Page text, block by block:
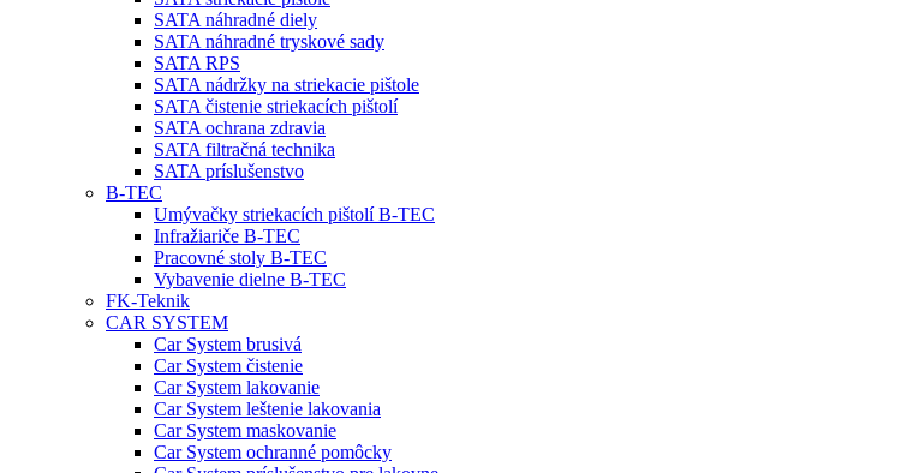
SATA náhradné diely
SATA náhradné tryskové sady
SATA RPS
SATA nádržky na striekacie pištole
SATA čistenie striekacích pištolí
SATA ochrana zdravia
SATA filtračná technika
SATA príslušenstvo
B-TEC
Umývačky striekacích pištolí B-TEC
Infražiariče B-TEC
Pracovné stoly B-TEC
Vybavenie dielne B-TEC
FK-Teknik
CAR SYSTEM
Car System brusivá
Car System čistenie
Car System lakovanie
Car System leštenie lakovania
Car System maskovanie
Car System ochranné pomôcky